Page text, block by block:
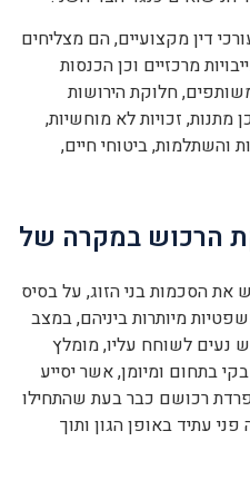
דין מקצועיים, הם מצליחים
מרכזיים וכן הכנסות
חלוקת הירושות
מתנות, זכויות לא מוחשיות,
והשתלמות, ביטוחי חיים,
הרכוש במקרה של
הסכמות בני הזוג, על בסיס
מיותרות ביניהם, במצב
נעים לשוחח עליו, מומלץ
בתחום ומיומן, אשר יסייע
רכושם כבר בעת שהתחילו
עתיד באופן הגון ותוך